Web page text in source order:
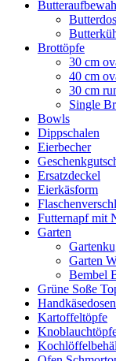
Brottöpfe
30 cm
40 cm
30 cm
Single
Bowls
Dippschalen
Eierbecher
Ersatzdeckel
Eierkäsform
Futternapf mit
Garten
Garten
Bembel
Grüne Soße
Handkäsedosen
Kartoffeltöpfe